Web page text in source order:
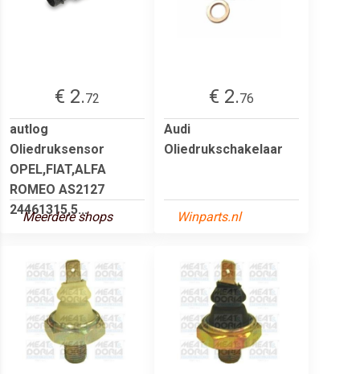
€ 2.72
autlog
Oliedruksensor
OPEL,FIAT,ALFA
ROMEO AS2127
24461315,5...
Meerdere shops
€ 2.76
Audi
Oliedrukschakelaar
Winparts.nl